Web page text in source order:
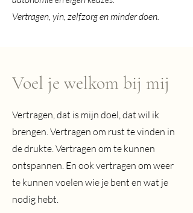
Vertragen, yin, zelfzorg en minder doen.
Voel je welkom bij mij
Vertragen, dat is mijn doel, dat wil ik
brengen. Vertragen om rust te vinden in
de drukte. Vertragen om te kunnen
ontspannen. En ook vertragen om weer
te kunnen voelen wie je bent en wat je
nodig hebt.